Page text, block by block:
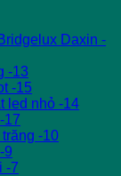
Daxin -
-13
-15
led nhỏ -14
17
-10
9
-7